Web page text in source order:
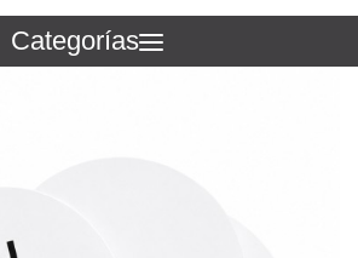
Categorías